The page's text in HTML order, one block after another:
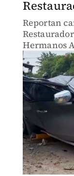
Reportan
Hermanos